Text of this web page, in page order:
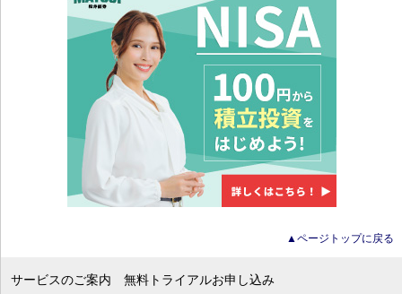
▲ページトップに戻る
サービスのご案内 無料トライアルお申し込み